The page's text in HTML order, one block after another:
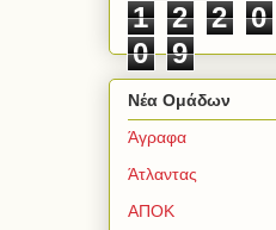
1 2 2 0
0
9
Νέα Ομάδων
Άγραφα
Άτλαντας
ΑΠΟΚ